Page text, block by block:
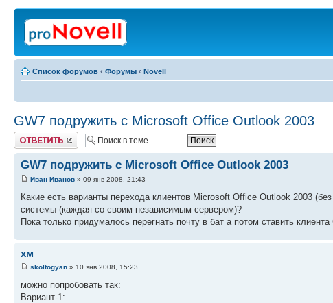
Список форумов ‹ Форумы ‹ Novell
GW7 подружить с Microsoft Office Outlook 2003
Ответить
GW7 подружить с Microsoft Office Outlook 2003
Иван Иванов » 09 янв 2008, 21:43
Какие есть варианты перехода клиентов Microsoft Office Outlook 2003
системы (каждая со своим независимым сервером)?
Пока только придумалось перегнать почту в бат а потом ставить
хм
skoltogyan » 10 янв 2008, 15:23
можно попробовать так:
Вариант-1: